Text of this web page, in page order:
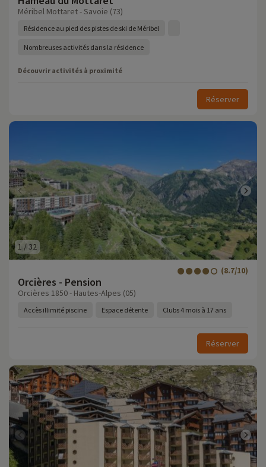
Méribel Mottaret - Savoie (73)
Résidence au pied des pistes de ski de Méribel
Nombreuses activités dans la résidence
Découvrir activités à proximité
Réserver
1 /32
Orcières - Pension
(8.7/10)
Orcières 1850 - Hautes-Alpes (05)
Accès illimité piscine Espace détente Clubs 4 mois à 17 ans
Réserver